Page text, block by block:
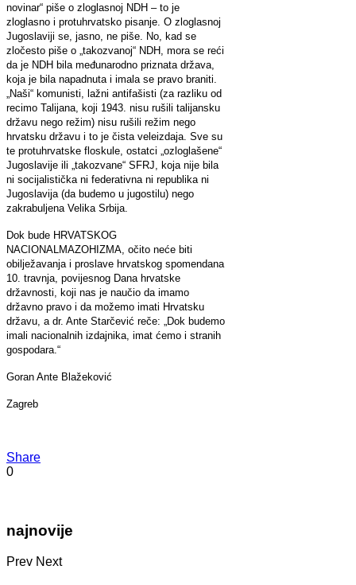
novinar“ piše o zloglasnoj NDH – to je
zloglasno i protuhrvatsko pisanje. O zloglasnoj
Jugoslaviji se, jasno, ne piše. No, kad se
zločesto piše o „takozvanoj“ NDH, mora se reći
da je NDH bila međunarodno priznata država,
koja je bila napadnuta i imala se pravo braniti.
„Naši“ komunisti, lažni antifašisti (za razliku od
recimo Talijana, koji 1943. nisu rušili talijansku
državu nego režim) nisu rušili režim nego
hrvatsku državu i to je čista veleizdaja. Sve su
te protuhrvatske floskule, ostatci „ozloglašene“
Jugoslavije ili „takozvane“ SFRJ, koja nije bila
ni socijalistička ni federativna ni republika ni
Jugoslavija (da budemo u jugostilu) nego
zakrabuljena Velika Srbija.
Dok bude HRVATSKOG
NACIONALMAZOHIZMA, očito neće biti
obilježavanja i proslave hrvatskog spomendana
10. travnja, povijesnog Dana hrvatske
državnosti, koji nas je naučio da imamo
državno pravo i da možemo imati Hrvatsku
državu, a dr. Ante Starčević reče: „Dok budemo
imali nacionalnih izdajnika, imat ćemo i stranih
gospodara.“
Goran Ante Blažeković
Zagreb
Share
0
najnovije
Prev Next